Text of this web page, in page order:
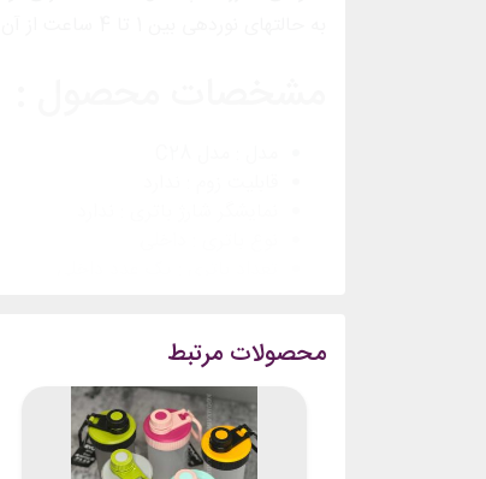
تعداد باتری : یک عدد داخلی
نوع شارژ : کابل تایپ سی
جنس بدنه : ABS نشکن
ابعاد: 5*8 سانتی متر
وزن‌: 62 گرم
محصولات مرتبط